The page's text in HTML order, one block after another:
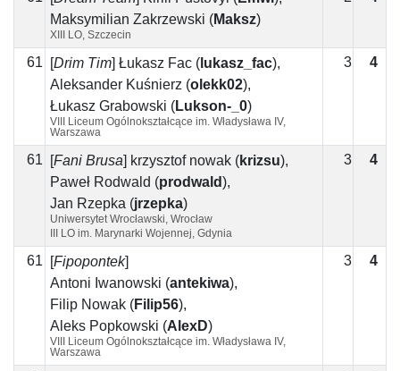
Maksymilian Zakrzewski (Maksz)
XIII LO, Szczecin
61 [Drim Tim] Łukasz Fac ( lukasz_fac),
Aleksander Kuśnierz (olekk02),
Łukasz Grabowski (Lukson-_0)
VIII Liceum Ogólnokształcące im. Władysława IV,
Warszawa
3 4
61 [Fani Brusa] krzysztof nowak (krizsu),
Paweł Rodwald (prodwald),
Jan Rzepka (jrzepka)
Uniwersytet Wrocławski, Wrocław
III LO im. Marynarki Wojennej, Gdynia
3 4
61 [Fipopontek]
Antoni Iwanowski (antekiwa),
Filip Nowak (Filip56),
Aleks Popkowski (AlexD)
VIII Liceum Ogólnokształcące im. Władysława IV,
Warszawa
3 4